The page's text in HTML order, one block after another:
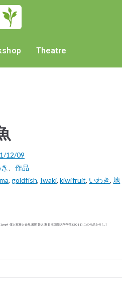
Theatre
12/09
、作品
,goldfish, Iwaki,kiwifruit, いわき,地
僕と家族と金魚 風間 賢人 東日本国際大学学生 (2011) この作品を作 […]